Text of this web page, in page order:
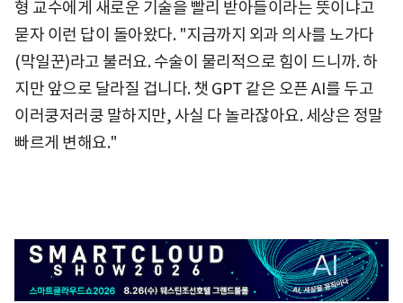
형 교수에게 새로운 기술을 빨리 받아들이라는 뜻이냐고
묻자 이런 답이 돌아왔다. "지금까지 외과 의사를 노가다
(막일꾼)라고 불러요. 수술이 물리적으로 힘이 드니까. 하
지만 앞으로 달라질 겁니다. 챗 GPT 같은 오픈 AI를 두고
이러쿵저러쿵 말하지만, 사실 다 놀라잖아요. 세상은 정말
빠르게 변해요."